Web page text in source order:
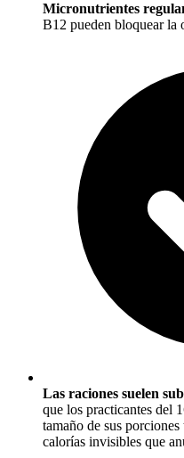
Micronutrientes
B12 pueden bloquear la
Las raciones suelen
que los practicantes del
tamaño de sus
calorías invisibles que